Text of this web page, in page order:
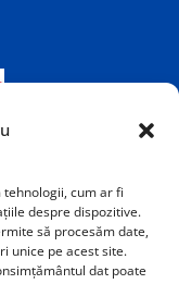
cum ar fi
despre dispozitive.
să procesăm date,
unice pe acest site.
dat poate